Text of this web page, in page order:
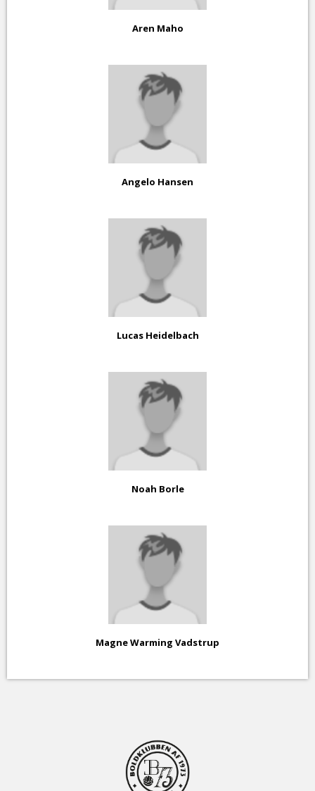
Aren Maho
Angelo Hansen
Lucas Heidelbach
Noah Borle
Magne Warming Vadstrup